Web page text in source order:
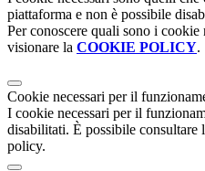
piattaforma e non è possibile
Per conoscere quali sono i
visionare la COOKIE POLICY.
Cookie necessari per il
I cookie necessari per il
disabilitati. È possibile consultare
policy.